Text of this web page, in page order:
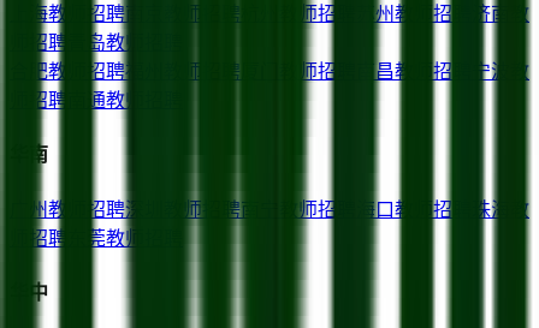
上海教师招聘南京 教师招聘 教师招聘 苏州教师招聘 济南
教
师招聘
青岛教师招聘
合肥教师招聘福州 教师招聘 教师招聘 南昌教师招聘 宁波
教
师招聘
南通教师招聘
华南
广州教师招聘深圳 教师招聘南宁 教师招聘 海口教师招聘 珠海
教
师招聘
东莞教师招聘
华中